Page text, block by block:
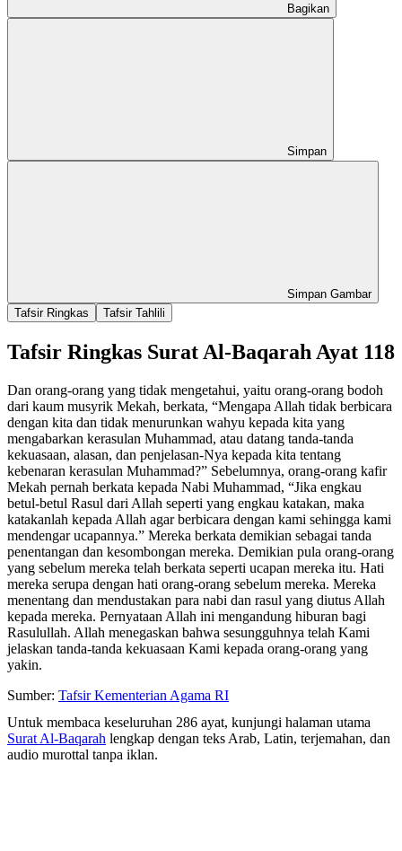
Bagikan
Simpan
Simpan Gambar
Tafsir Ringkas
Tafsir Tahlili
Tafsir Ringkas Surat Al-Baqarah Ayat 118
Dan orang-orang yang tidak mengetahui, yaitu orang-orang bodoh
dari kaum musyrik Mekah, berkata, “Mengapa Allah tidak berbicara
dengan kita dan tidak menurunkan wahyu kepada kita yang
mengabarkan kerasulan Muhammad, atau datang tanda-tanda
kekuasaan, alasan, dan penjelasan-Nya kepada kita tentang
kebenaran kerasulan Muhammad?” Sebelumnya, orang-orang kafir
Mekah pernah berkata kepada Nabi Muhammad, “Jika engkau
betul-betul Rasul dari Allah seperti yang engkau katakan, maka
katakanlah kepada Allah agar berbicara dengan kami sehingga kami
mendengar ucapannya.” Mereka berkata demikian sebagai tanda
penentangan dan kesombongan mereka. Demikian pula orang-orang
yang sebelum mereka telah berkata seperti ucapan mereka itu. Hati
mereka serupa dengan hati orang-orang sebelum mereka. Mereka
menentang dan mendustakan para nabi dan rasul yang diutus Allah
kepada mereka. Pernyataan Allah ini mengandung hiburan bagi
Rasulullah. Allah menegaskan bahwa sesungguhnya telah Kami
jelaskan tanda-tanda kekuasaan Kami kepada orang-orang yang
yakin.
Sumber: Tafsir Kementerian Agama RI
Untuk membaca keseluruhan 286 ayat, kunjungi halaman utama
Surat Al-Baqarah lengkap dengan teks Arab, Latin, terjemahan, dan
audio murottal tanpa iklan.